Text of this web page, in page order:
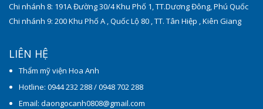
Chi nhánh 8: 191A Đường 30/4 Khu Phố 1, TT.Dương Đông, Phú Quốc
Chi nhánh 9: 200 Khu Phố A , Quốc Lộ 80 , TT. Tân Hiệp , Kiên Giang
LIÊN HỆ
Thẩm mỹ viện Hoa Anh
Hotline: 0944 232 288 / 0948 702 288
Email: daongocanh0808@gmail.com